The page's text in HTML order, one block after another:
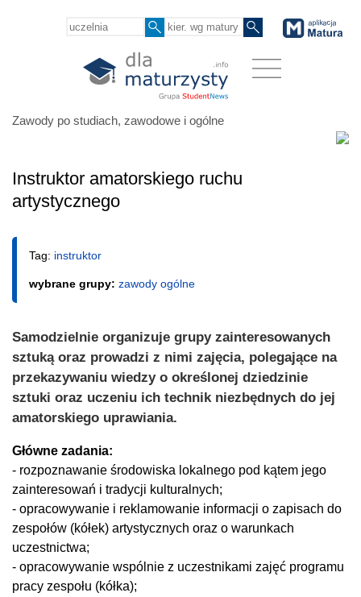
Zawody po studiach, zawodowe i ogólne
Instruktor amatorskiego ruchu
artystycznego
Tag: instruktor
wybrane grupy: zawody ogólne
Samodzielnie organizuje grupy zainteresowanych
sztuką oraz prowadzi z nimi zajęcia, polegające na
przekazywaniu wiedzy o określonej dziedzinie
sztuki oraz uczeniu ich technik niezbędnych do jej
amatorskiego uprawiania.
Główne zadania:
- rozpoznawanie środowiska lokalnego pod kątem jego
zainteresowań i tradycji kulturalnych;
- opracowywanie i reklamowanie informacji o zapisach do
zespołów (kółek) artystycznych oraz o warunkach
uczestnictwa;
- opracowywanie wspólnie z uczestnikami zajęć programu
pracy zespołu (kółka);